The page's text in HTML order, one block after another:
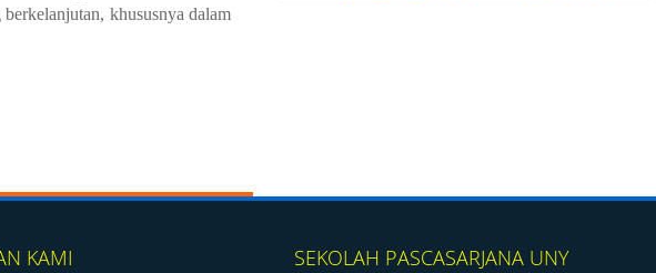
khususnya dalam
KAMI SEKOLAH PASCASARJANA UNY